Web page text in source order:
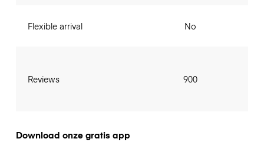
Flexible arrival
Reviews
No
900
Download onze gratis app